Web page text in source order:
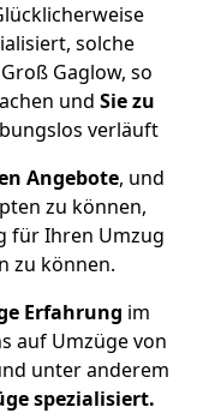
solche
Gaglow, so
und Sie zu
verläuft
Angebote, und
zu können,
für Ihren Umzug
zu können.
Erfahrung im
auf Umzüge von
unter anderem
spezialisiert.